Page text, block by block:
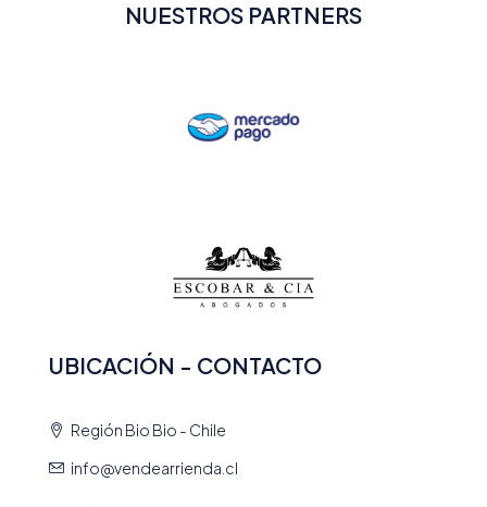
NUESTROS PARTNERS
UBICACIÓN - CONTACTO
Región Bio Bio - Chile
info@vendearrienda.cl